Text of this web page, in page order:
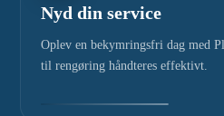
Nyd din service
Oplev en bekymringsfri dag med
til rengøring håndteres effektivt.